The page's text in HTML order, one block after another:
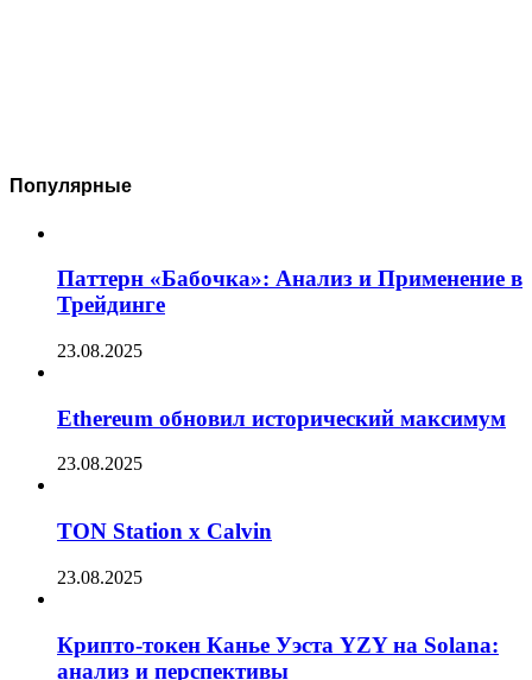
Популярные
Паттерн «Бабочка»: Анализ и Применение в
Трейдинге
23.08.2025
Ethereum обновил исторический максимум
23.08.2025
TON Station x Calvin
23.08.2025
Крипто-токен Канье Уэста YZY на Solana:
анализ и перспективы